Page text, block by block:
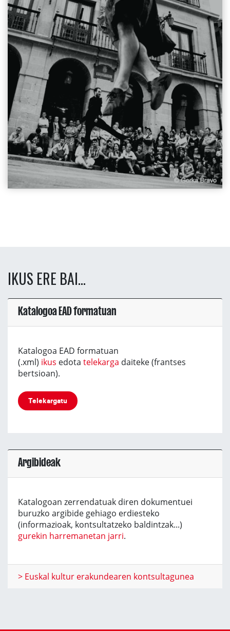
IKUS ERE BAI...
Katalogoa EAD formatuan
Katalogoa EAD formatuan
(.xml) ikus edota telekarga daiteke (frantses
bertsioan).
Telekargatu
Argibideak
Katalogoan zerrendatuak diren dokumentuei
buruzko argibide gehiago erdiesteko
(informazioak, kontsultatzeko baldintzak...)
gurekin harremanetan jarri.
> Euskal kultur erakundearen kontsultagunea